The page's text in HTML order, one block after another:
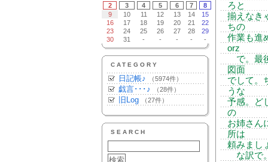
2
3 4 5 6 7
8
9
10 11 12 13 14
15
16
17 18 19 20 21
22
23
24 25 26 27 28
29
30
31 - - - - -
CATEGORY
日記帳♪ （5974件）
戯言･･･♪ （28件）
旧Log （27件）
SEARCH
ろと
揃えなき
ちの
作業も進
orz
で。最
図面
でして。
うな
予感。ど
の
お姉さん
所は
頼みまし
な訳で